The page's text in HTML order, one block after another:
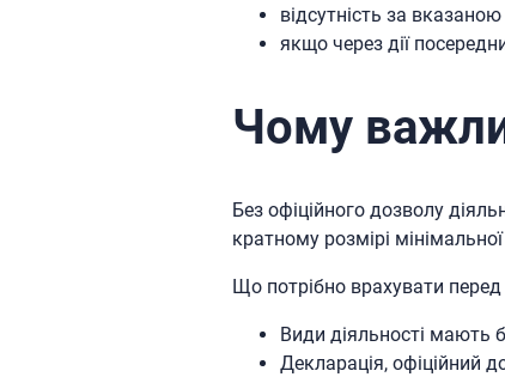
відсутність за
якщо через дії
Чому
Без офіційного дозволу
кратному розмірі
Що потрібно врахувати
Види діяльності мають
Декларація, офіційний